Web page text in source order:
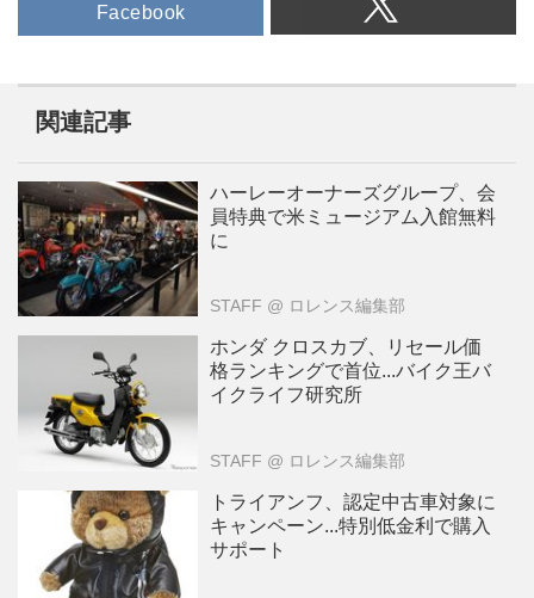
Facebook
関連記事
ハーレーオーナーズグループ、会
員特典で米ミュージアム入館無料
に
STAFF @ ロレンス編集部
ホンダ クロスカブ、リセール価
格ランキングで首位...バイク王バ
イクライフ研究所
STAFF @ ロレンス編集部
トライアンフ、認定中古車対象に
キャンペーン...特別低金利で購入
サポート